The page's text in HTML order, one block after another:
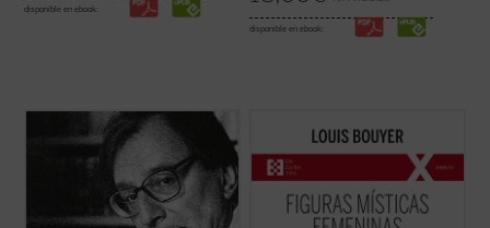
disponible en ebook:
disponible en ebook:
¿Hacia dónde va el mundo? ¿Cuál es el
estado de la Iglesia? ¿Qué futuro tiene
Europa? Estas son algunas de las
preguntas formuladas por el periodista
especializado en el mundo de la cultura
Paul-François Paoli a las que Jean-Luc
(ver ficha)
Desde Hadewijch de Amberes hasta Edith
Stein, pasando por Teresa de Ávila, Teresa
del Niño Jesús e Isabel de la Trinidad: cinco
místicas, cinco personalidades
excepcionales, que impulsan un
renacimiento interior necesario para la
Iglesia tanto ...(ver ficha)